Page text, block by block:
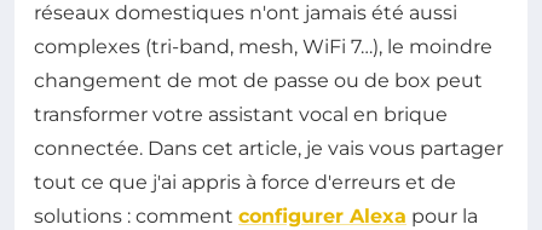
réseaux domestiques n'ont jamais été aussi
complexes (tri-band, mesh, WiFi 7…), le moindre
changement de mot de passe ou de box peut
transformer votre assistant vocal en brique
connectée. Dans cet article, je vais vous partager
tout ce que j'ai appris à force d'erreurs et de
solutions : comment configurer Alexa pour la